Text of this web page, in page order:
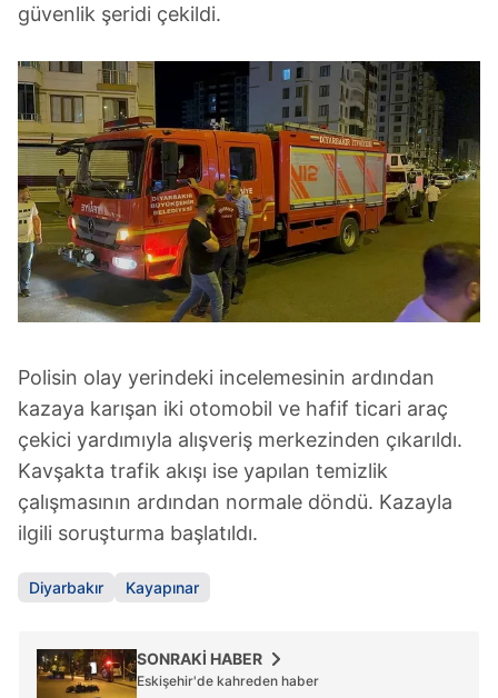
güvenlik şeridi çekildi.
Polisin olay yerindeki incelemesinin ardından
kazaya karışan iki otomobil ve hafif ticari araç
çekici yardımıyla alışveriş merkezinden çıkarıldı.
Kavşakta trafik akışı ise yapılan temizlik
çalışmasının ardından normale döndü. Kazayla
ilgili soruşturma başlatıldı.
Diyarbakır Kayapınar
SONRAKİ HABER
Eskişehir'de kahreden haber